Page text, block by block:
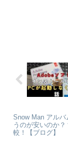
Snow Man アル
うのが安いのか
較！【ブログ】